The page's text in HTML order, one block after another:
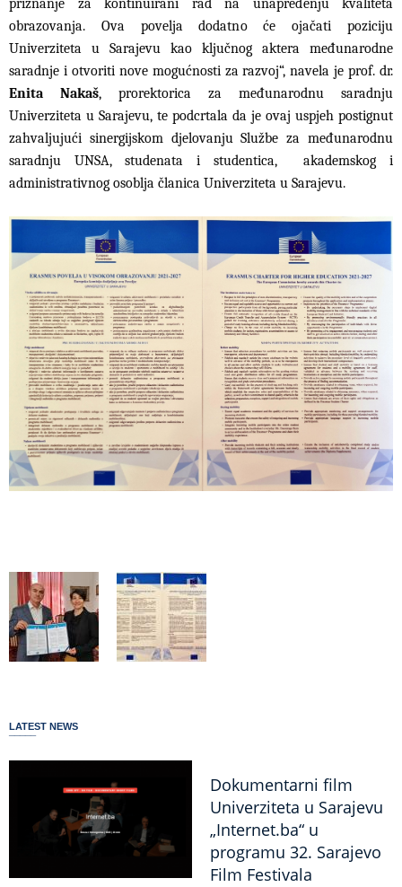
priznanje za kontinuirani rad na unapređenju kvaliteta
obrazovanja. Ova povelja dodatno će ojačati poziciju
Univerziteta u Sarajevu kao ključnog aktera međunarodne
saradnje i otvoriti nove mogućnosti za razvoj“, navela je prof. dr.
Enita Nakaš, prorektorica za međunarodnu saradnju
Univerziteta u Sarajevu, te podcrtala da je ovaj uspjeh postignut
zahvaljujući sinergijskom djelovanju Službe za međunarodnu
saradnju UNSA, studenata i studentica, akademskog i
administrativnog osoblja članica Univerziteta u Sarajevu.
LATEST NEWS
Dokumentarni film
Univerziteta u Sarajevu
„Internet.ba“ u
programu 32. Sarajevo
Film Festivala